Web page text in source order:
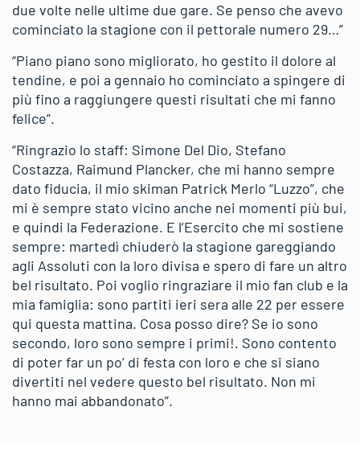
due volte nelle ultime due gare. Se penso che avevo
cominciato la stagione con il pettorale numero 29…”
“Piano piano sono migliorato, ho gestito il dolore al
tendine, e poi a gennaio ho cominciato a spingere di
più fino a raggiungere questi risultati che mi fanno
felice”.
“Ringrazio lo staff: Simone Del Dio, Stefano
Costazza, Raimund Plancker, che mi hanno sempre
dato fiducia, il mio skiman Patrick Merlo “Luzzo”, che
mi è sempre stato vicino anche nei momenti più bui,
e quindi la Federazione. E l’Esercito che mi sostiene
sempre: martedì chiuderò la stagione gareggiando
agli Assoluti con la loro divisa e spero di fare un altro
bel risultato. Poi voglio ringraziare il mio fan club e la
mia famiglia: sono partiti ieri sera alle 22 per essere
qui questa mattina. Cosa posso dire? Se io sono
secondo, loro sono sempre i primi!. Sono contento
di poter far un po’ di festa con loro e che si siano
divertiti nel vedere questo bel risultato. Non mi
hanno mai abbandonato”.